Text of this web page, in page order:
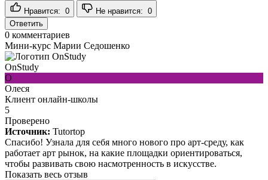
Нравится: 0 Не нравится: 0
Ответить
0 комментариев
Мини-курс Марии Седошенко
OnStudy
О
Олеся
Клиент онлайн-школы
5
Проверено
Источник: Tutortop
Спасибо! Узнала для себя много нового про арт-среду, как
работает арт рынок, на какие площадки ориентироваться,
чтобы развивать свою насмотренность в искусстве.
Показать весь отзыв